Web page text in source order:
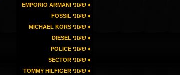
♦ שעוני EMPORIO ARMANI
♦ שעוני FOSSIL
♦ שעוני MICHAEL KORS
♦ שעוני DIESEL
♦ שעוני POLICE
♦ שעוני SECTOR
♦ שעוני TOMMY HILFIGER